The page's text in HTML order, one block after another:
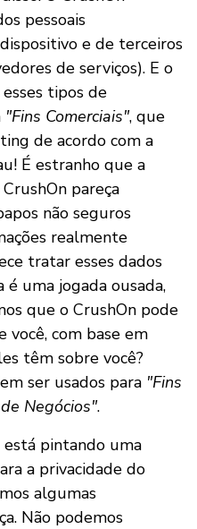
pessoais
e de terceiros
de serviços). E o
tipos de
"Fins Comerciais", que
de acordo com a
É estranho que a
pareça
não seguros
realmente
tratar esses dados
é uma jogada ousada,
que o CrushOn pode
você, com base em
têm sobre você?
ser usados para "Fins
Negócios".
pintando uma
a privacidade do
algumas
Não podemos